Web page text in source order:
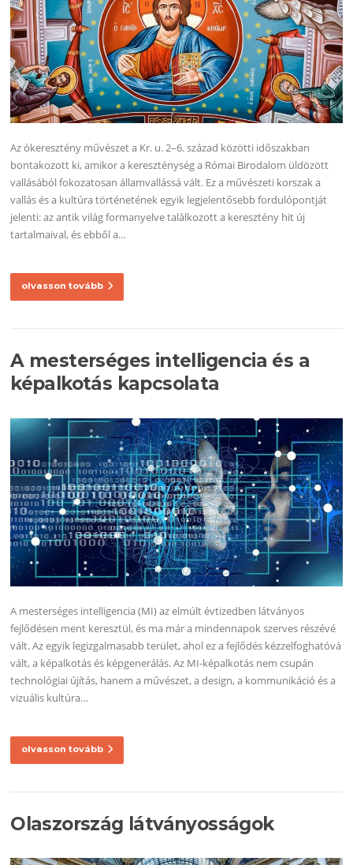
Az ókeresztény művészet a Kr. u. 2–6. század közötti időszakban
bontakozott ki, amikor a kereszténység a Római Birodalom üldözött
vallásából fokozatosan államvallássá vált. Ez a művészeti korszak a
vallás és a kultúra történetének egyik legjelentősebb fordulópontját
jelenti: az antik világ formanyelve találkozott a keresztény hit új
tartalmaival, és ebből a…
olvasson tovább
A mesterséges intelligencia és a
képalkotás kapcsolata
A mesterséges intelligencia (MI) az elmúlt évtizedben látványos
fejlődésen ment keresztül, és ma már a mindennapok szerves részévé
vált. Az egyik legizgalmasabb terület, ahol ez a fejlődés kézzelfoghatóvá
vált, a képalkotás és képgenerálás. Az MI-képalkotás nem csupán
technológiai újítás, hanem a művészet, a design, a kommunikáció és a
vizuális kultúra…
olvasson tovább
Olaszország látványosságok